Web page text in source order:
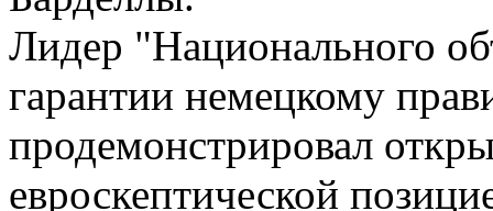
Лидер "Национального
гарантии немецкому
продемонстрировал
евроскептической